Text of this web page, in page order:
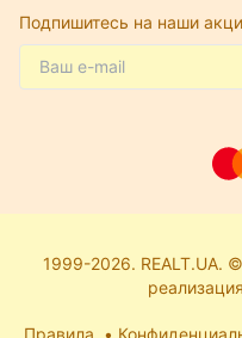
Подпишитесь на наши
1999-2026. REALT.UA.
Правила